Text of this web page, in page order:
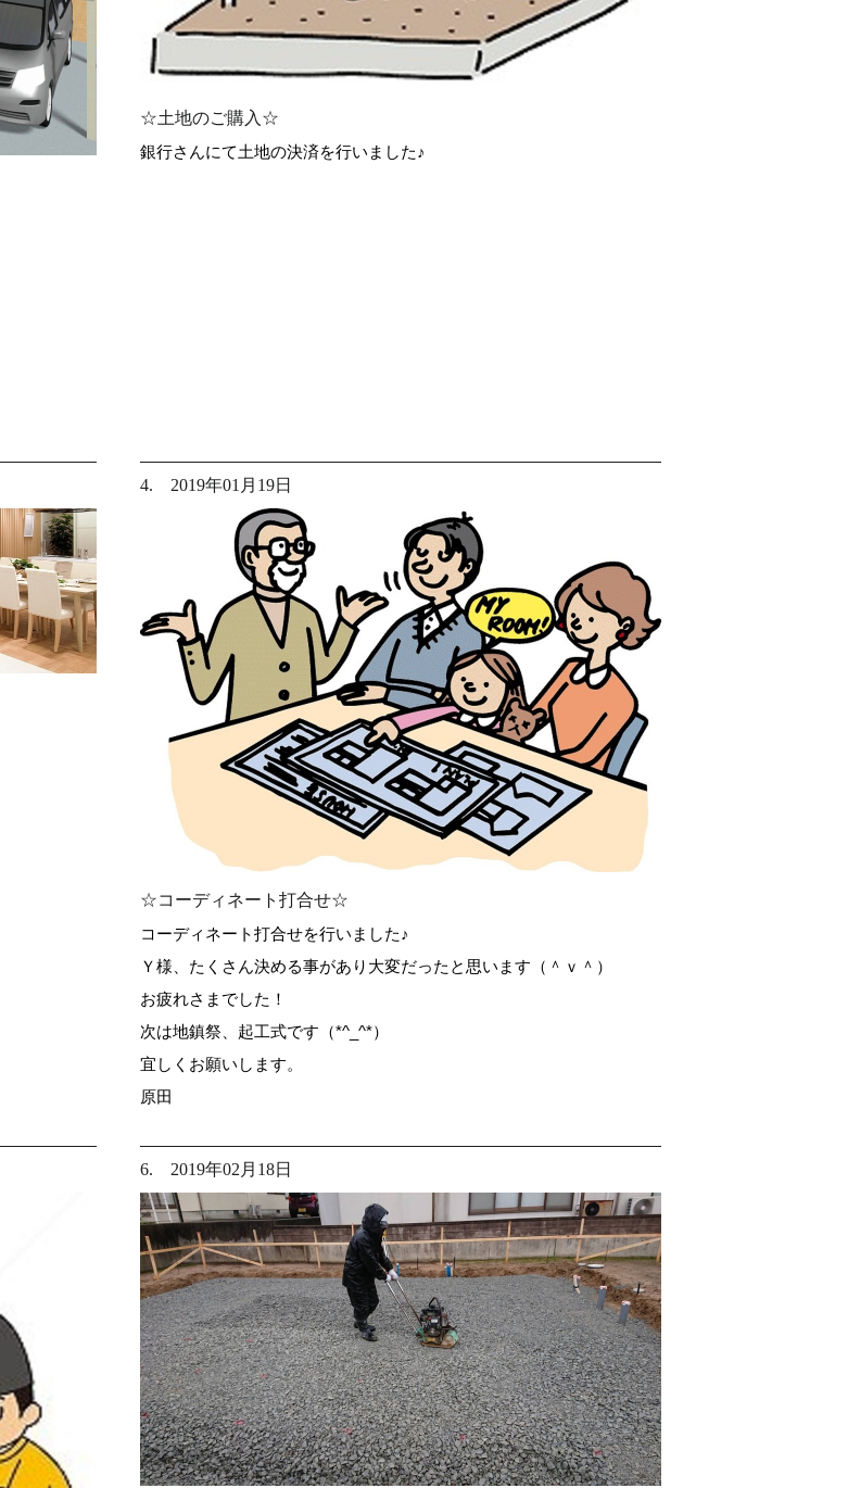
☆土地のご購入☆
銀行さんにて土地の決済を行いました♪
4. 2019年01月19日
☆コーディネート打合せ☆
コーディネート打合せを行いました♪
Ｙ様、たくさん決める事があり大変だったと思います（＾ｖ＾）
お疲れさまでした！
次は地鎮祭、起工式です（*^_^*）
宜しくお願いします。
原田
6. 2019年02月18日